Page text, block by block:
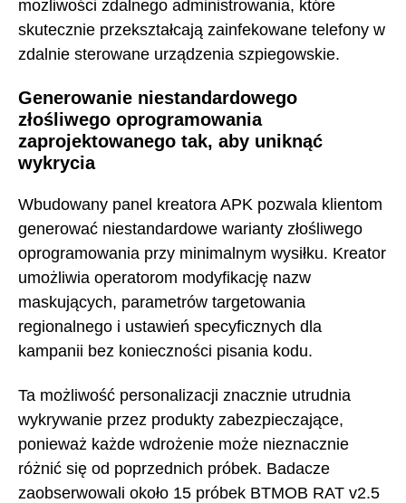
możliwości zdalnego administrowania, które
skutecznie przekształcają zainfekowane telefony w
zdalnie sterowane urządzenia szpiegowskie.
Generowanie niestandardowego
złośliwego oprogramowania
zaprojektowanego tak, aby uniknąć
wykrycia
Wbudowany panel kreatora APK pozwala klientom
generować niestandardowe warianty złośliwego
oprogramowania przy minimalnym wysiłku. Kreator
umożliwia operatorom modyfikację nazw
maskujących, parametrów targetowania
regionalnego i ustawień specyficznych dla
kampanii bez konieczności pisania kodu.
Ta możliwość personalizacji znacznie utrudnia
wykrywanie przez produkty zabezpieczające,
ponieważ każde wdrożenie może nieznacznie
różnić się od poprzednich próbek. Badacze
zaobserwowali około 15 próbek BTMOB RAT v2.5